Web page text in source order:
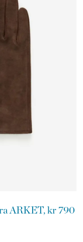
ARKET, kr 790